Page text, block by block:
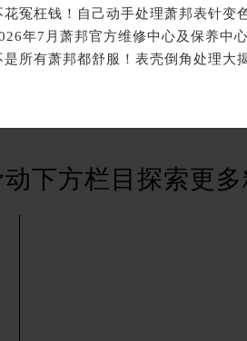
提前预约）
提前预约）
提前预约）
需提前预约）
需提前预约）
需提前预约）
提前预约）
售后服务中心（需提前预约）
权店1楼萧邦售后服务中心（需提
花冤枉钱！自己动手处理萧邦表针变
年7月萧邦官方维修中心及保养中
是所有萧邦都舒服！表壳倒角处理大
下方栏目探索更